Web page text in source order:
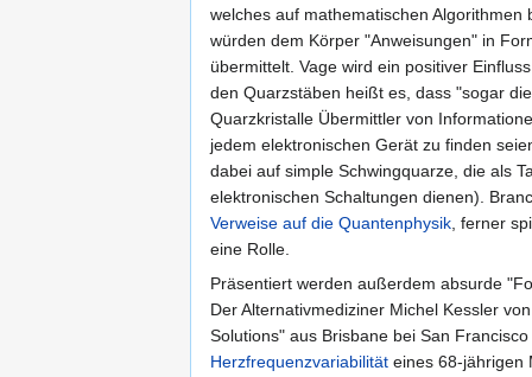
welches auf mathematischen Algorithmen
würden dem Körper "Anweisungen" in
übermittelt. Vage wird ein positiver
den Quarzstäben heißt es, dass "sogar
Quarzkristalle Übermittler von
jedem elektronischen Gerät zu finden
dabei auf simple Schwingquarze, die als
elektronischen Schaltungen dienen).
Verweise auf die Quantenphysik, ferner
eine Rolle.
Präsentiert werden außerdem absurde
Der Alternativmediziner Michel Kessler
Solutions" aus Brisbane bei San
Herzfrequenzvariabilität eines 68-jährigen